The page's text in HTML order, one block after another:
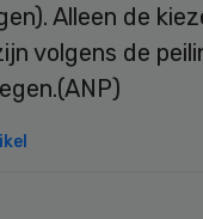
Alleen de
volgens de